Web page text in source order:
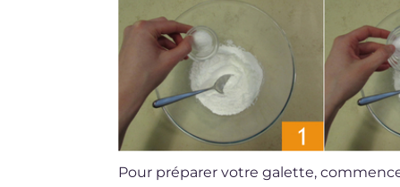
Pour préparer votre galette,